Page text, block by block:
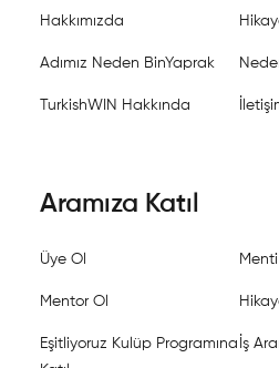
Hakkımızda
Adımız Neden BinYaprak
TurkishWIN Hakkında
Aramıza Katıl
Üye Ol Menti
Mentor Ol
Eşitliyoruz Kulüp Programına İş